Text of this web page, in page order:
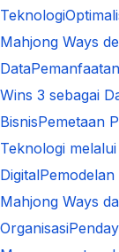
Teknologi
Mahjong Ways
Data
Wins 3 sebagai
BisnisPemetaan
Teknologi
Digital
Mahjong Ways
Organisasi